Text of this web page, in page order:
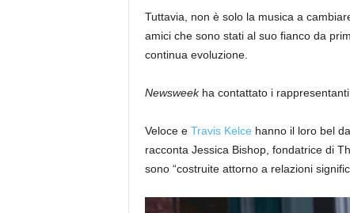
Tuttavia, non è solo la musica a
amici che sono stati al suo fianco da
continua evoluzione.
Newsweek ha contattato i
Veloce e Travis Kelce hanno il loro bel
racconta Jessica Bishop, fondatrice di
sono “costruite attorno a relazioni